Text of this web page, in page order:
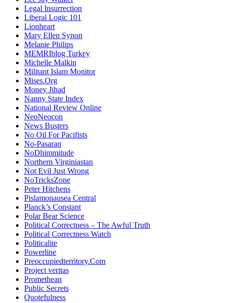
Legal Insurrection
Liberal Logic 101
Lionheart
Mary Ellen Synon
Melanie Philips
MEMRIblog Turkey
Michelle Malkin
Militant Islam Monitor
Mises.Org
Money Jihad
Nanny State Index
National Review Online
NeoNeocon
News Busters
No Oil For Pacifists
No-Pasaran
NoDhimmitude
Northern Virginiastan
Not Evil Just Wrong
NoTricksZone
Peter Hitchens
Pislamonausea Central
Planck’s Constant
Polar Bear Science
Political Correctness – The Awful Truth
Political Correctness Watch
Politicalite
Powerline
Preoccupiedterritory.Com
Project veritas
Promethean
Public Secrets
Quotefulness